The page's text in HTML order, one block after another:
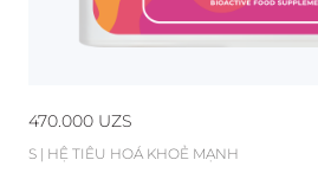
470.000 UZS
S | HỆ TIÊU HOÁ KHOẺ MẠNH